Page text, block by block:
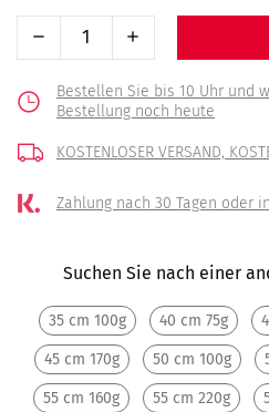
Bestellen Sie bis 10 Uhr und
Bestellung noch heute
KOSTENLOSER VERSAND,
Zahlung nach 30 Tagen oder
Suchen Sie nach einer
35 cm 100g 40 cm 75g
45 cm 170g 50 cm 100g
55 cm 160g 55 cm 220g